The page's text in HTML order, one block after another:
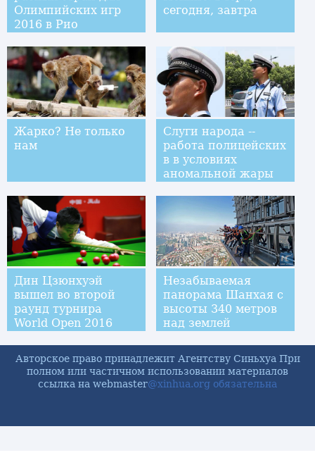
Олимпийских игр
2016 в Рио
сегодня, завтра
Жарко? Не только
нам
Слуги народа --
работа полицейских
в в условиях
аномальной жары
Дин Цзюнхуэй
вышел во второй
раунд турнира
World Open 2016
Незабываемая
панорама Шанхая с
высоты 340 метров
над землей
Авторское право принадлежит Агентству Синьхуа При
полном или частичном использовании материалов
ссылка на webmaster@xinhua.org обязательна